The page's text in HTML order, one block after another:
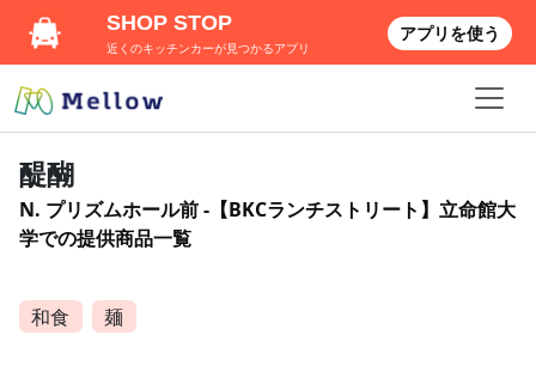
醍醐
N. プリズムホール前 -【BKCランチストリート】立命館大
学での提供商品一覧
和食 麺
SHOP STOP
近くのキッチンカーが見つかるアプリ
アプリを使う